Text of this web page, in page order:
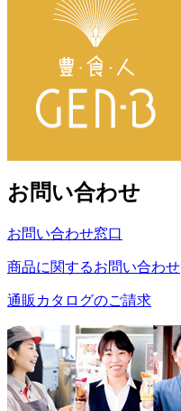
お問い合わせ
お問い合わせ窓口
商品に関するお問い合わせ
通販カタログのご請求